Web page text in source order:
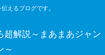
えるブログです。
超解説～まあまあジャン
～